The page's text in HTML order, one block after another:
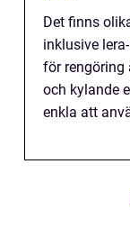
Det finns
inklusive
för rengöring
och kylande
enkla att